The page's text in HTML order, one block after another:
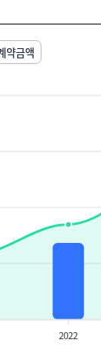
약금액
2022